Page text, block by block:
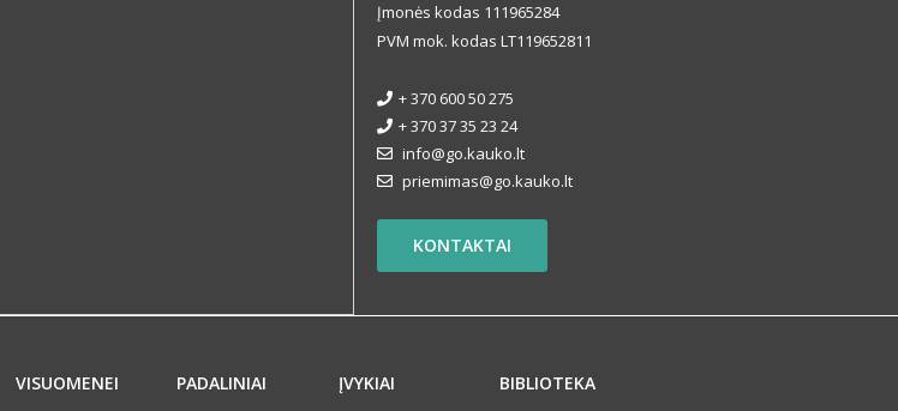
Įmonės kodas 111965284
PVM mok. kodas LT119652811
+ 370 600 50 275
+ 370 37 35 23 24
info@go.kauko.lt
priemimas@go.kauko.lt
KONTAKTAI
VISUOMENEI PADALINIAI ĮVYKIAI BIBLIOTEKA